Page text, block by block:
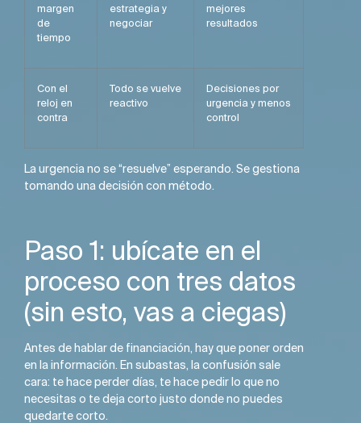
margen
de
tiempo
estrategia y
negociar
mejores
resultados
Con el
reloj en
contra
Todo se vuelve
reactivo
Decisiones por
urgencia y menos
control
La urgencia no se “resuelve” esperando. Se gestiona
tomando una decisión con método.
Paso 1: ubícate en el
proceso con tres datos
(sin esto, vas a ciegas)
Antes de hablar de financiación, hay que poner orden
en la información. En subastas, la confusión sale
cara: te hace perder días, te hace pedir lo que no
necesitas o te deja corto justo donde no puedes
quedarte corto.